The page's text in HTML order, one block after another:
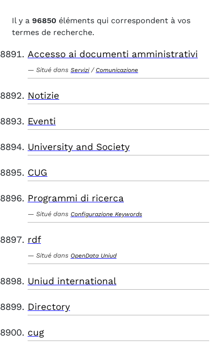
Il y a 96850 éléments qui correspondent à vos
termes de recherche.
Accesso ai documenti amministrativi
Situé dans Servizi / Comunicazione
Notizie
Eventi
University and Society
CUG
Programmi di ricerca
Situé dans Configurazione Keywords
rdf
Situé dans OpenData Uniud
Uniud international
Directory
cug